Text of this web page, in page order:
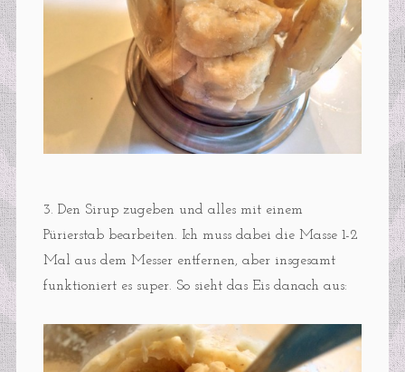
3. Den Sirup zugeben und alles mit einem
Pürierstab bearbeiten. Ich muss dabei die Masse 1-2
Mal aus dem Messer entfernen, aber insgesamt
funktioniert es super. So sieht das Eis danach aus: